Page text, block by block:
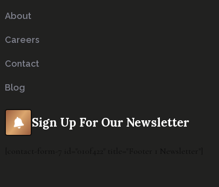
About
Careers
Contact
Blog
Sign Up For Our Newsletter